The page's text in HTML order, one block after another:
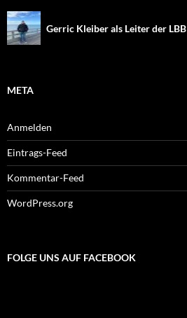
Gerric Kleiber als Leiter der LBB
META
Anmelden
Eintrags-Feed
Kommentar-Feed
WordPress.org
FOLGE UNS AUF FACEBOOK